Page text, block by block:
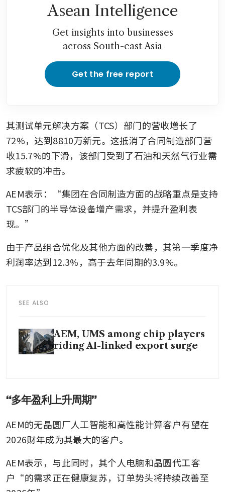
Asean Intelligence
Get insights into businesses
across South-east Asia
Get the free report
其测试单元解决方案（TCS）部门的营收增长了
72%，达到8810万新元。这抵消了合同制造部门营
收15.7%的下滑，该部门受到了石油和天然气行业需
求疲软的冲击。
AEM表示：“集团在合同制造方面的战略重点是支持
TCS部门的半导体设备增产需求，并提升盈利表
现。”
由于产品组合优化及其他方面的改善，其第一季度净
利润率达到12.3%，高于去年同期的3.9%。
SEE ALSO
AEM, UMS among chip players
riding AI-linked export surge
“多年盈利上升周期”
AEM的无晶圆厂人工智能和高性能计算客户有望在
2026财年成为其最大的客户。
AEM表示，与此同时，其个人电脑和晶圆代工客
户“的需求正在健康复苏，订单势头将持续改善至